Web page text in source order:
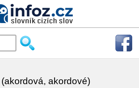
(akordová, akordové)